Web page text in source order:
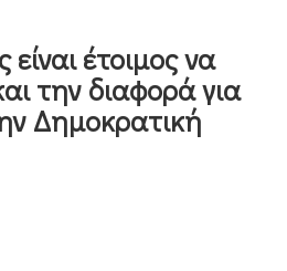
έτοιμος να
την διαφορά για
Δημοκρατική